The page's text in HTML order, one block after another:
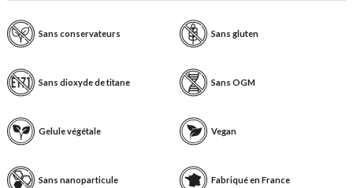
Sans conservateurs Sans gluten
Sans dioxyde de titane Sans OGM
Gelule végétale Vegan
Sans nanoparticule Fabriqué en France